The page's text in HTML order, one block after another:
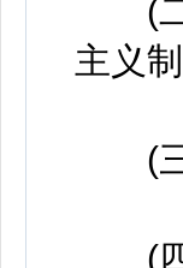
(二)
主义
(三)
(四)